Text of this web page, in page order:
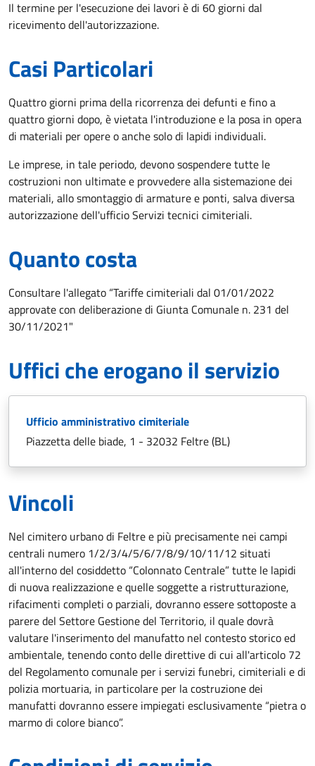
Il termine per l'esecuzione dei lavori è di 60 giorni dal
ricevimento dell'autorizzazione.
Casi Particolari
Quattro giorni prima della ricorrenza dei defunti e fino a
quattro giorni dopo, è vietata l'introduzione e la posa in opera
di materiali per opere o anche solo di lapidi individuali.
Le imprese, in tale periodo, devono sospendere tutte le
costruzioni non ultimate e provvedere alla sistemazione dei
materiali, allo smontaggio di armature e ponti, salva diversa
autorizzazione dell'ufficio Servizi tecnici cimiteriali.
Quanto costa
Consultare l'allegato “Tariffe cimiteriali dal 01/01/2022
approvate con deliberazione di Giunta Comunale n. 231 del
30/11/2021"
Uffici che erogano il servizio
Ufficio amministrativo cimiteriale
Piazzetta delle biade, 1 - 32032 Feltre (BL)
Vincoli
Nel cimitero urbano di Feltre e più precisamente nei campi
centrali numero 1/2/3/4/5/6/7/8/9/10/11/12 situati
all'interno del cosiddetto “Colonnato Centrale” tutte le lapidi
di nuova realizzazione e quelle soggette a ristrutturazione,
rifacimenti completi o parziali, dovranno essere sottoposte a
parere del Settore Gestione del Territorio, il quale dovrà
valutare l'inserimento del manufatto nel contesto storico ed
ambientale, tenendo conto delle direttive di cui all'articolo 72
del Regolamento comunale per i servizi funebri, cimiteriali e di
polizia mortuaria, in particolare per la costruzione dei
manufatti dovranno essere impiegati esclusivamente “pietra o
marmo di colore bianco”.